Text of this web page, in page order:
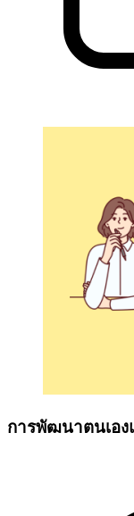
การพัฒนาตนเอ